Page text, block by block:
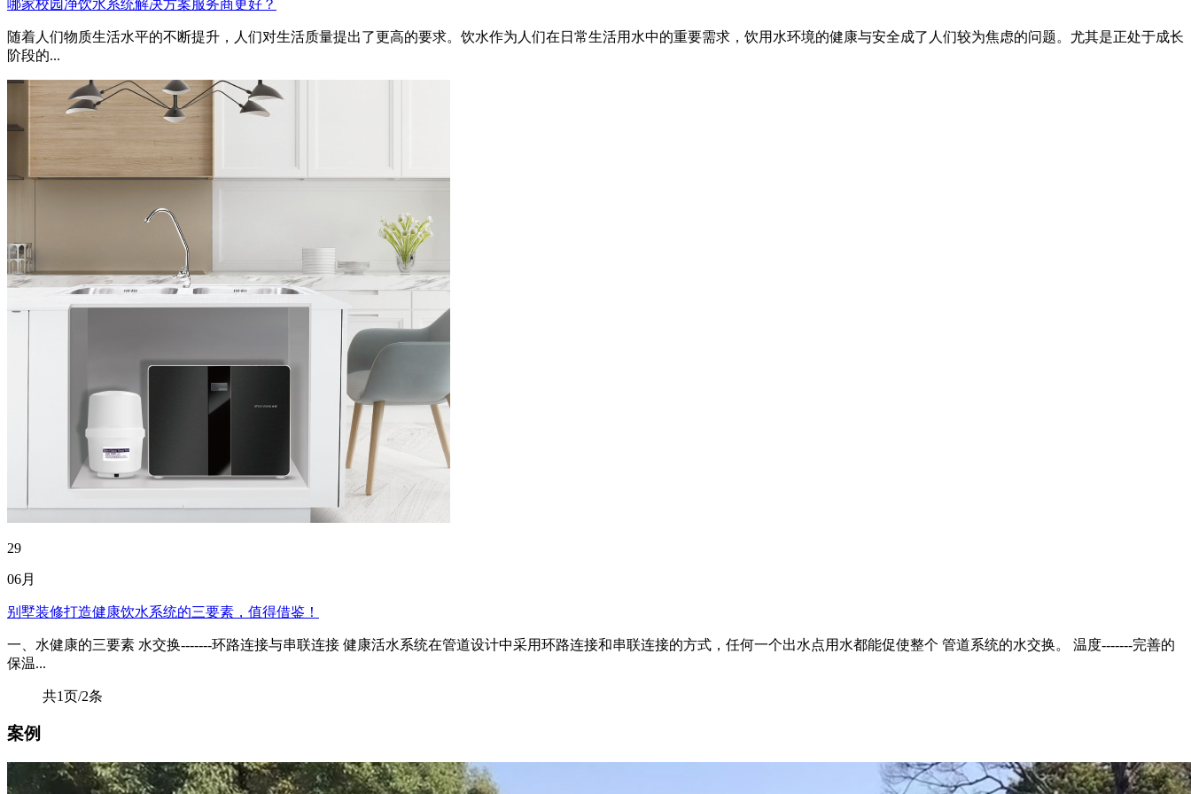
哪家校园净饮水系统解决方案服务商更好？
随着人们物质生活水平的不断提升，人们对生活质量提出了更高的要求。饮水作为人们在日常生活用水中的重要需求，饮用水环境的健康与安全成了人们较为焦虑的问题。尤其是正处于成长
阶段的...
29
06月
别墅装修打造健康饮水系统的三要素，值得借鉴！
一、水健康的三要素 水交换-------环路连接与串联连接 健康活水系统在管道设计中采用环路连接和串联连接的方式，任何一个出水点用水都能促使整个 管道系统的水交换。 温度-------完善的
保温...
共1页/2条
案例